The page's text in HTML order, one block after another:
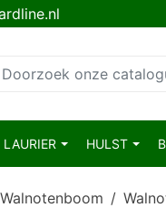
LAURIER HULST
Walnotenboom